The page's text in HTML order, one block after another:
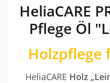
HeliaCARE
Pflege Öl
Holzpflege
HeliaCARE Holz